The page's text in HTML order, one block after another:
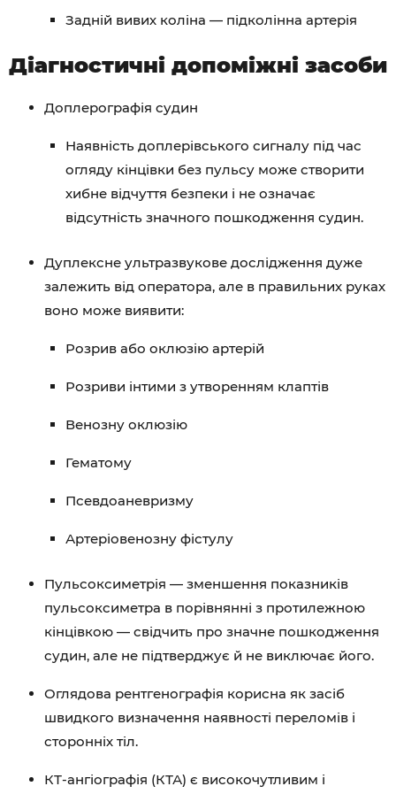
Задній вивих коліна — підколінна артерія
Діагностичні допоміжні засоби
Доплерографія судин
Наявність доплерівського сигналу під час
огляду кінцівки без пульсу може створити
хибне відчуття безпеки і не означає
відсутність значного пошкодження судин.
Дуплексне ультразвукове дослідження дуже
залежить від оператора, але в правильних руках
воно може виявити:
Розрив або оклюзію артерій
Розриви інтими з утворенням клаптів
Венозну оклюзію
Гематому
Псевдоаневризму
Артеріовенозну фістулу
Пульсоксиметрія — зменшення показників
пульсоксиметра в порівнянні з протилежною
кінцівкою — свідчить про значне пошкодження
судин, але не підтверджує й не виключає його.
Оглядова рентгенографія корисна як засіб
швидкого визначення наявності переломів і
сторонніх тіл.
КТ-ангіографія (КТА) є високочутливим і